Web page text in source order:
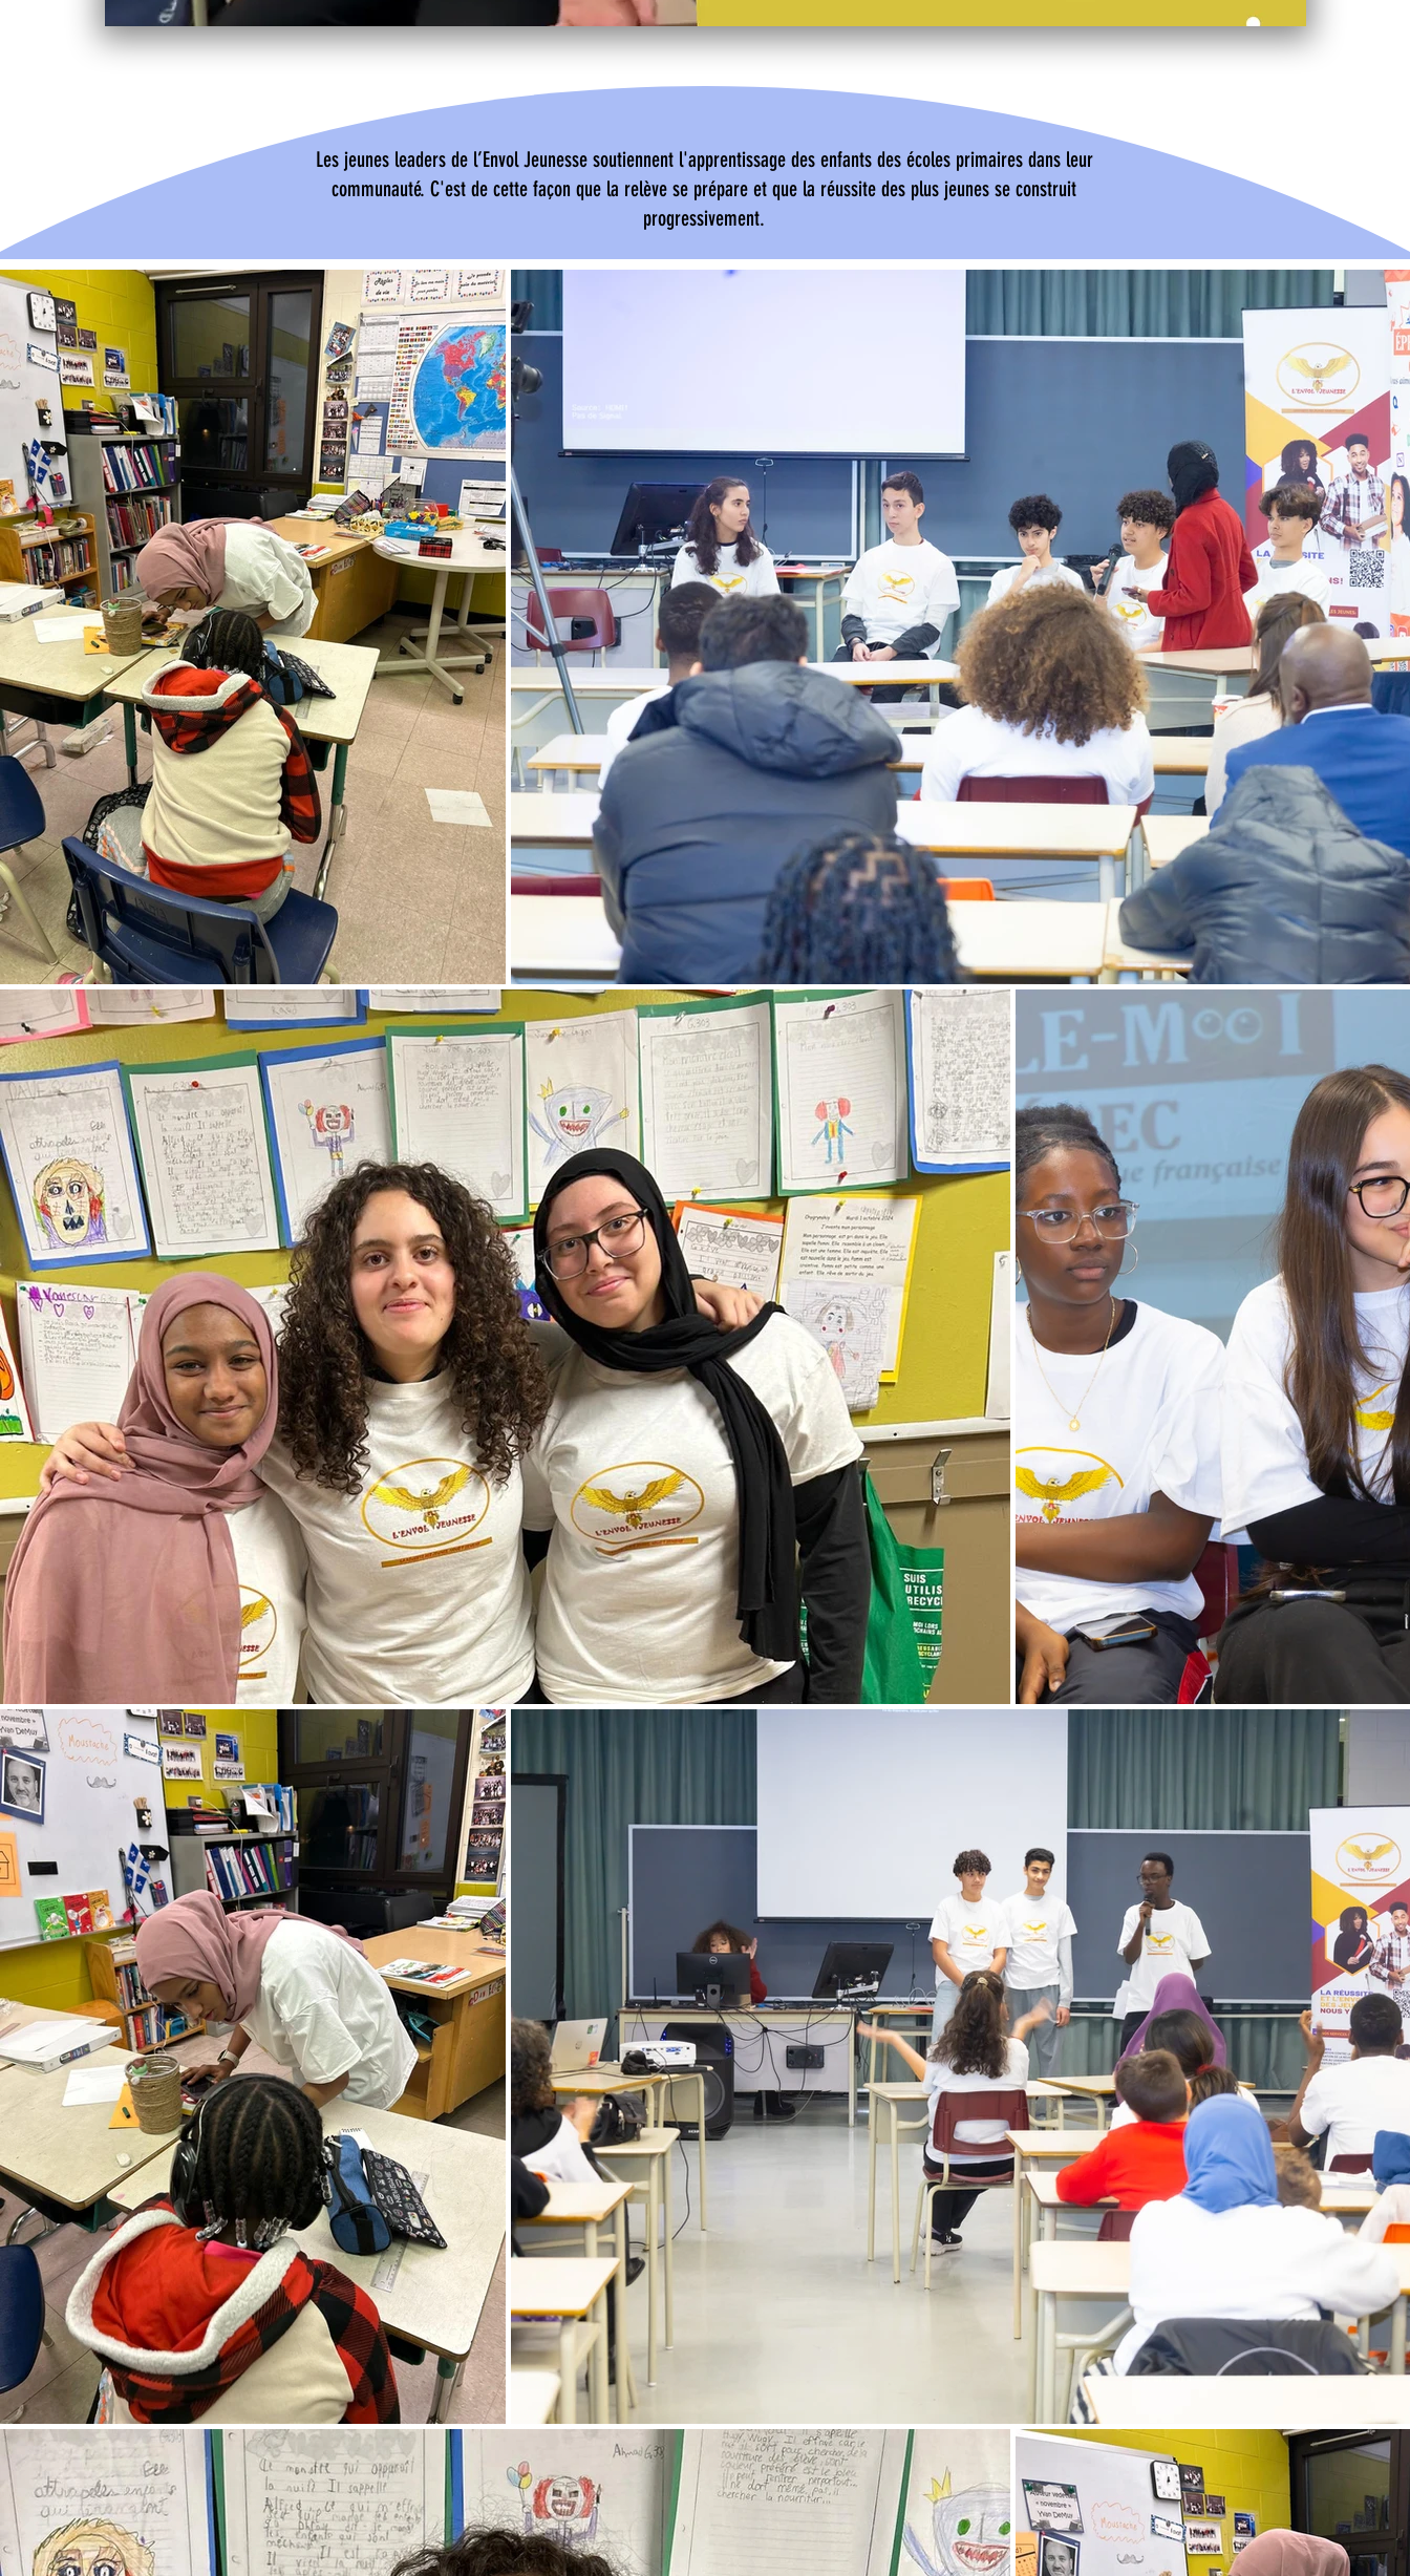
Les jeunes leaders de l’Envol Jeunesse soutiennent l'apprentissage des enfants des écoles primaires dans leur
communauté. C'est de cette façon que la relève se prépare et que la réussite des plus jeunes se construit
progressivement.